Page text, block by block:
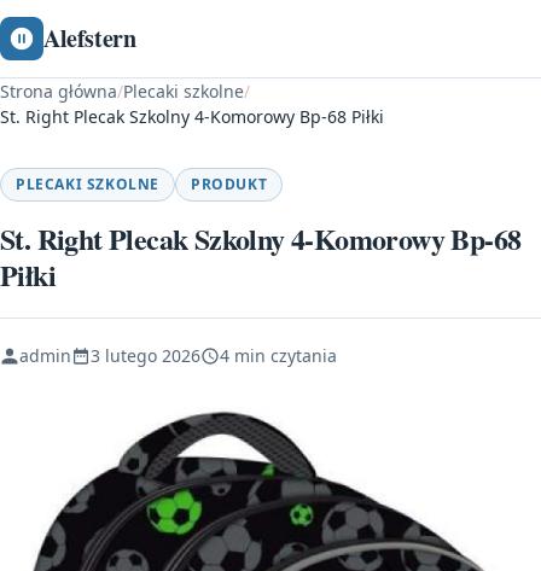
Alefstern
Strona główna/Plecaki szkolne/
St. Right Plecak Szkolny 4-Komorowy Bp-68 Piłki
PLECAKI SZKOLNE PRODUKT
St. Right Plecak Szkolny 4-Komorowy Bp-68
Piłki
admin 3 lutego 2026 4 min czytania